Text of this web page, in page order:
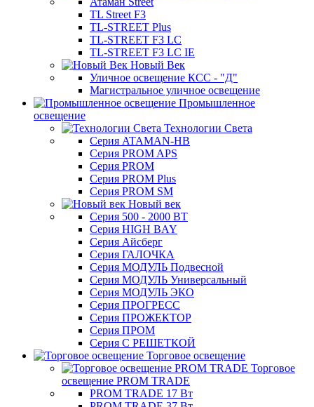
TL Street F3
TL-STREET Plus
TL-STREET F3 LC
TL-STREET F3 LC IE
Новый Век
Уличное освещение КСС - "Д"
Магистральное уличное освещение
Промышленное
освещение
Технологии Света
Серия ATAMAN-HB
Серия PROM APS
Серия PROM
Серия PROM Plus
Серия PROM SM
Новый век
Серия 500 - 2000 ВТ
Серия HIGH BAY
Серия Айсберг
Серия ГАЛОЧКА
Серия МОДУЛЬ Подвесной
Серия МОДУЛЬ Универсальный
Серия МОДУЛЬ ЭКО
Серия ПРОГРЕСС
Серия ПРОЖЕКТОР
Серия ПРОМ
Серия С РЕШЕТКОЙ
Торговое освещение
Торговое
освещение PROM TRADE
PROM TRADE 17 Вт